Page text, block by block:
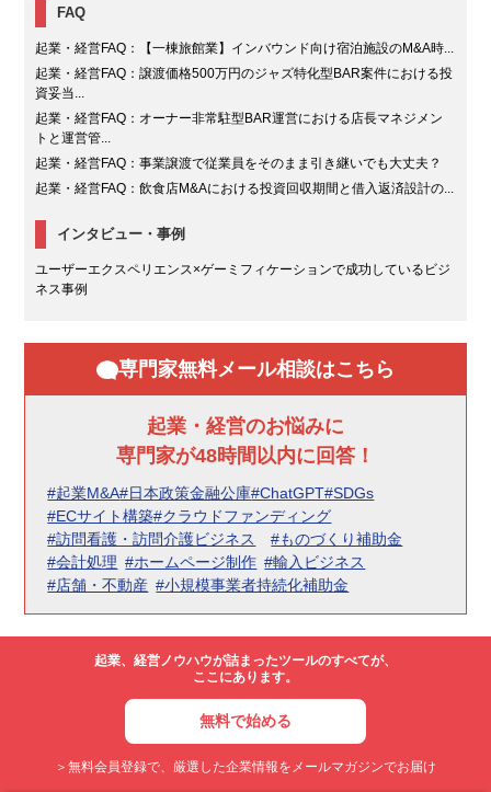
FAQ
起業・経営FAQ：【一棟旅館業】インバウンド向け宿泊施設のM&A時...
起業・経営FAQ：譲渡価格500万円のジャズ特化型BAR案件における投
資妥当...
起業・経営FAQ：オーナー非常駐型BAR運営における店長マネジメン
トと運営管...
起業・経営FAQ：事業譲渡で従業員をそのまま引き継いでも大丈夫？
起業・経営FAQ：飲食店M&Aにおける投資回収期間と借入返済設計の...
インタビュー・事例
ユーザーエクスペリエンス×ゲーミフィケーションで成功しているビジ
ネス事例
専門家無料メール相談はこちら
起業・経営のお悩みに
専門家が48時間以内に回答！
#起業M&A#日本政策金融公庫#ChatGPT#SDGs
#ECサイト構築#クラウドファンディング
#訪問看護・訪問介護ビジネス
#ものづくり補助金
#会計処理 #ホームページ制作 #輸入ビジネス
#店舗・不動産 #小規模事業者持続化補助金
起業、経営ノウハウが詰まったツールのすべてが、
ここにあります。
無料で始める
＞無料会員登録で、厳選した企業情報をメールマガジンでお届け